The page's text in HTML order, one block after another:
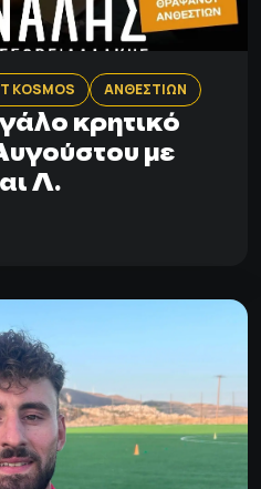
KOSMOS ΑΝΘΕΣΤΙΩΝ
κρητικό
με
Λ.